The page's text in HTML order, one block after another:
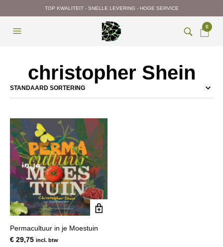
TOP KWALITEIT - SNELLE LEVERING - HOGE SERVICE
0
christopher Shein
Permacultuur in je Moestuin
€ 29,75 incl. btw